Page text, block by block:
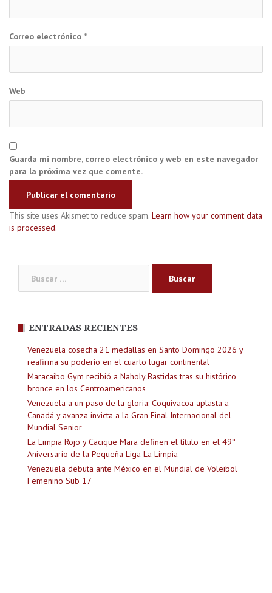
Correo electrónico *
Web
Guarda mi nombre, correo electrónico y web en este navegador
para la próxima vez que comente.
This site uses Akismet to reduce spam. Learn how your comment data
is processed.
ENTRADAS RECIENTES
Venezuela cosecha 21 medallas en Santo Domingo 2026 y
reafirma su poderío en el cuarto lugar continental
Maracaibo Gym recibió a Naholy Bastidas tras su histórico
bronce en los Centroamericanos
Venezuela a un paso de la gloria: Coquivacoa aplasta a
Canadá y avanza invicta a la Gran Final Internacional del
Mundial Senior
La Limpia Rojo y Cacique Mara definen el título en el 49°
Aniversario de la Pequeña Liga La Limpia
Venezuela debuta ante México en el Mundial de Voleibol
Femenino Sub 17